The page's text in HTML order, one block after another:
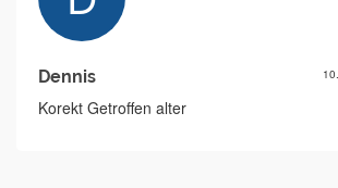
Dennis
Korekt Getroffen alter